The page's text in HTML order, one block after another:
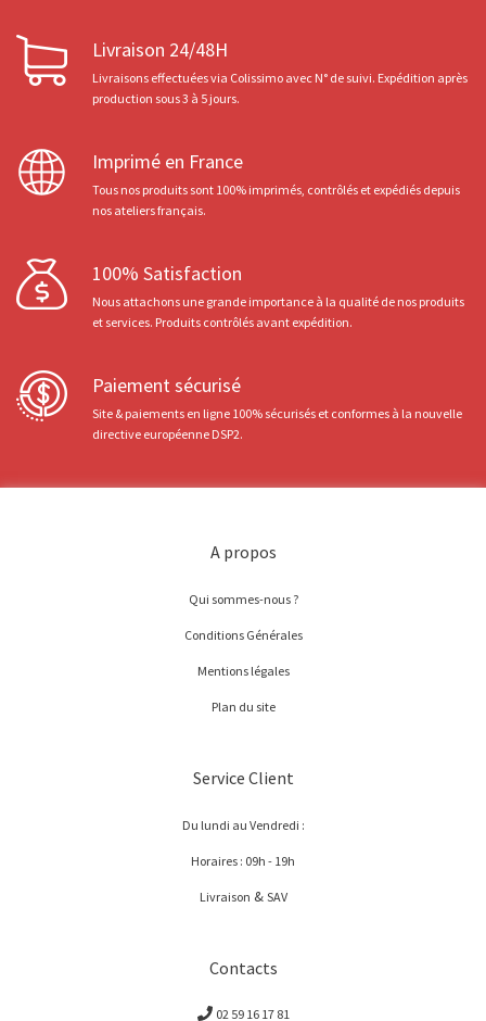
Livraison 24/48H
Livraisons effectuées via Colissimo avec N° de suivi. Expédition après
production sous 3 à 5 jours.
Imprimé en France
Tous nos produits sont 100% imprimés, contrôlés et expédiés depuis
nos ateliers français.
100% Satisfaction
Nous attachons une grande importance à la qualité de nos produits
et services. Produits contrôlés avant expédition.
Paiement sécurisé
Site & paiements en ligne 100% sécurisés et conformes à la nouvelle
directive européenne DSP2.
A propos
Qui sommes-nous ?
Conditions Générales
Mentions légales
Plan du site
Service Client
Du lundi au Vendredi :
Horaires : 09h - 19h
Livraison & SAV
Contacts
02 59 16 17 81